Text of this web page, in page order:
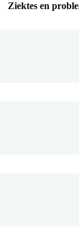
Ziektes en